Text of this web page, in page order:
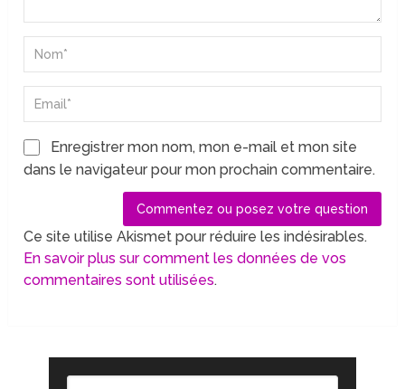
Enregistrer mon nom, mon e-mail et mon site
dans le navigateur pour mon prochain commentaire.
Ce site utilise Akismet pour réduire les indésirables.
En savoir plus sur comment les données de vos
commentaires sont utilisées.